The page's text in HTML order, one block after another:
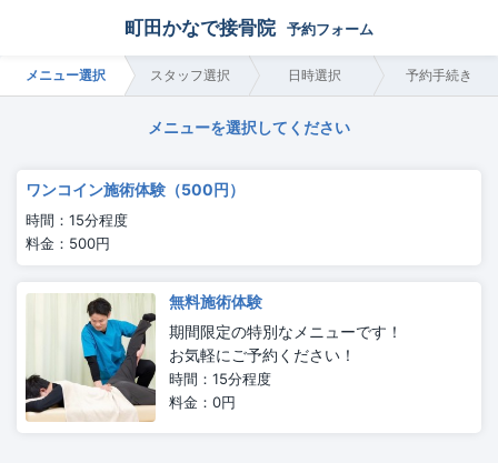
町田かなで接骨院 予約フォーム
メニュー選択 スタッフ選択 日時選択 予約手続き
メニューを選択してください
ワンコイン施術体験（500円）
時間：15分程度
料金：500円
無料施術体験
期間限定の特別なメニューです！
お気軽にご予約ください！
時間：15分程度
料金：0円